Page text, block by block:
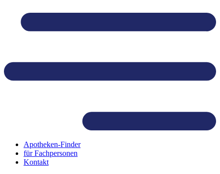
content
Apotheken-Finder
für Fachpersonen
Kontakt